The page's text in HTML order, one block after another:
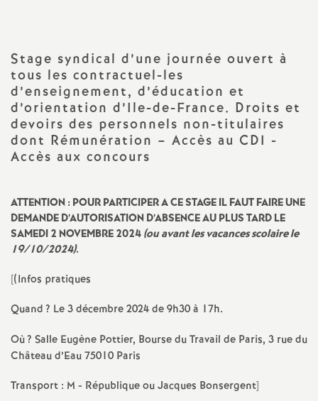
t
i
o
a
l
s
E
Stage syndical d’une journée ouvert à
tous les contractuel-les
d’enseignement, d’éducation et
d’orientation d’Ile-de-France. Droits et
devoirs des personnels non-titulaires
dont Rémunération – Accès au CDI -
Accès aux concours
ATTENTION:POURPARTICIPERACESTAGEILFAUTFAIREUNE
DEMANDED’AUTORISATIOND’ABSENCEAUPLUSTARDLE
SAMEDI2NOVEMBRE2024(ou avant les vacances scolaire le
19/10/2024).
[(Infos pratiques
Quand? Le 3 décembre 2024 de 9h30 à 17h.
Où? Salle Eugène Pottier, Bourse du Travail de Paris, 3 rue du
Château d’Eau 75010 Paris
Transport : M - République ou Jacques Bonsergent]